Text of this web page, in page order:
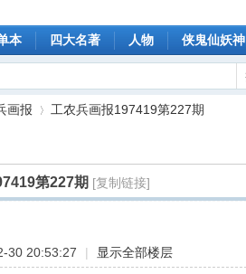
本 四大名著 人物 侠鬼仙妖神
画报
›
工农兵画报197419第227期
第227期 [复制链接]
30 20:53:27 | 显示全部楼层